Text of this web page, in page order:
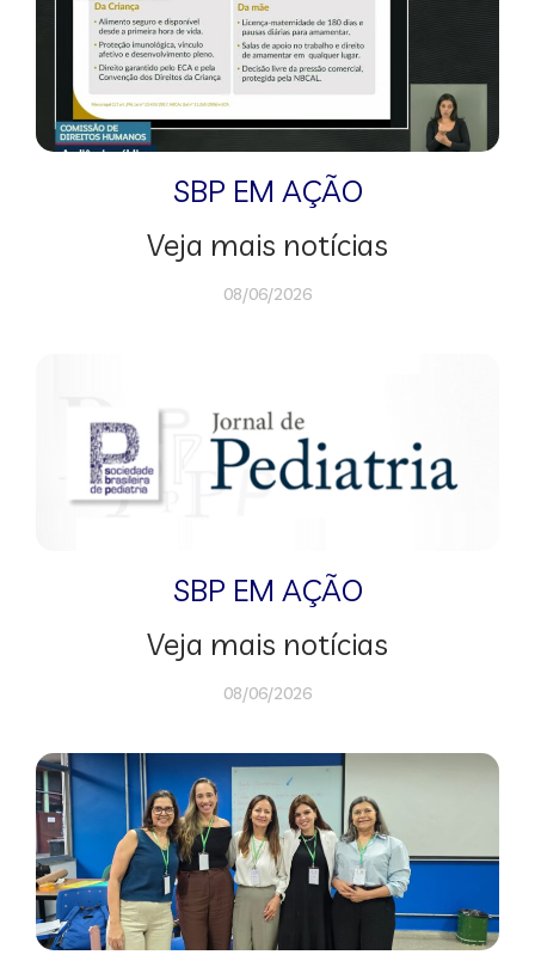
SBP EM AÇÃO
Veja mais notícias
08/06/2026
SBP EM AÇÃO
Veja mais notícias
08/06/2026